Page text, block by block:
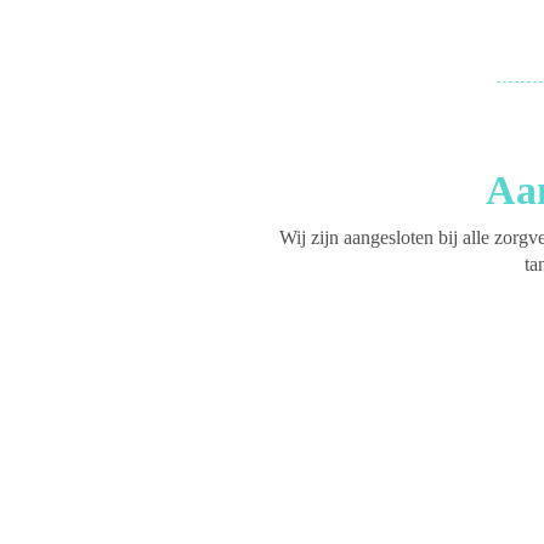
Wij zijn aangesloten bij alle